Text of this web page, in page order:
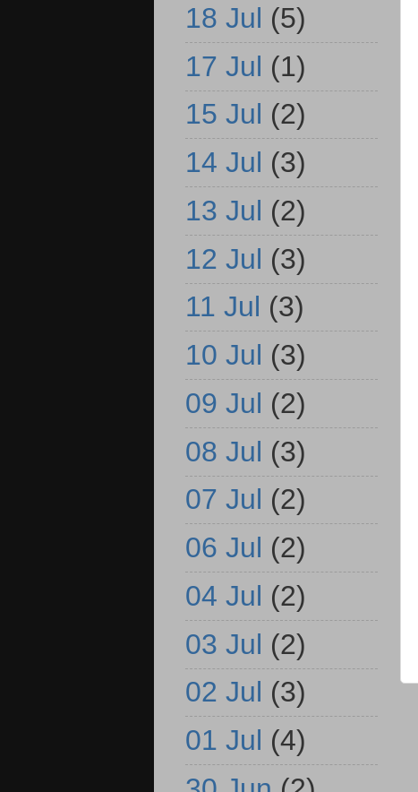
18 Jul (5)
17 Jul (1)
15 Jul (2)
14 Jul (3)
13 Jul (2)
12 Jul (3)
11 Jul (3)
10 Jul (3)
09 Jul (2)
08 Jul (3)
07 Jul (2)
06 Jul (2)
04 Jul (2)
03 Jul (2)
02 Jul (3)
01 Jul (4)